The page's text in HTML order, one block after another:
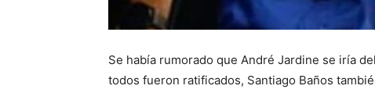
Se había rumorado que André Jardine se iría
todos fueron ratificados, Santiago Baños